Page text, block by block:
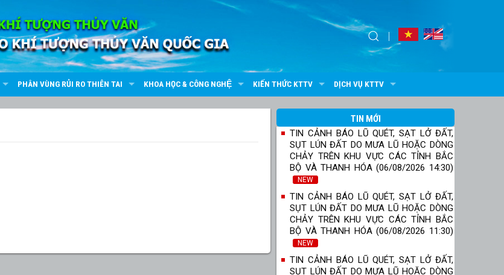
PHÂN VÙNG RỦI RO THIÊN TAI KHOA HỌC & CÔNG NGHỆ KIẾN THỨC KTTV DỊCH VỤ KTTV
TIN MỚI
TIN CẢNH BÁO LŨ QUÉT, SẠT LỞ ĐẤT,
SỤT LÚN ĐẤT DO MƯA LŨ HOẶC DÒNG
CHẢY TRÊN KHU VỰC CÁC TỈNH BẮC
BỘ VÀ THANH HÓA (06/08/2026 14:30)
NEW
TIN CẢNH BÁO LŨ QUÉT, SẠT LỞ ĐẤT,
SỤT LÚN ĐẤT DO MƯA LŨ HOẶC DÒNG
CHẢY TRÊN KHU VỰC CÁC TỈNH BẮC
BỘ VÀ THANH HÓA (06/08/2026 11:30)
NEW
TIN CẢNH BÁO LŨ QUÉT, SẠT LỞ ĐẤT,
SỤT LÚN ĐẤT DO MƯA LŨ HOẶC DÒNG